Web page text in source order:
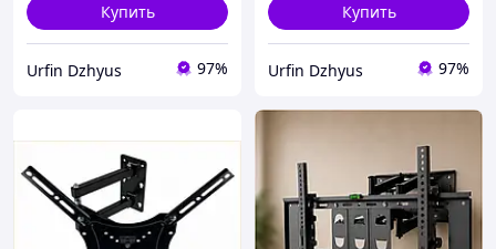
Купить
Urfin Dzhyus 97%
Купить
Urfin Dzhyus 97%